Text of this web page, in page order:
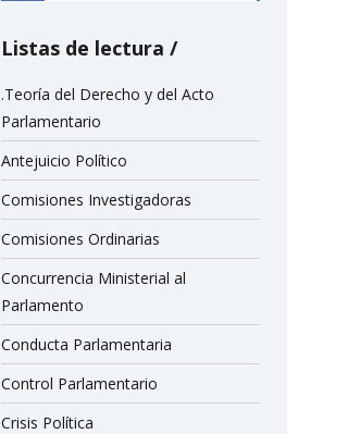
Listas de lectura
.Teoría del Derecho y del Acto
Parlamentario
Antejuicio Político
Comisiones Investigadoras
Comisiones Ordinarias
Concurrencia Ministerial al
Parlamento
Conducta Parlamentaria
Control Parlamentario
Crisis Política